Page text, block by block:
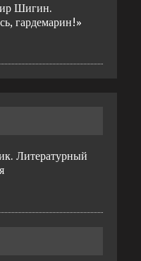
Шигин.
гардемарин!»
Литературный